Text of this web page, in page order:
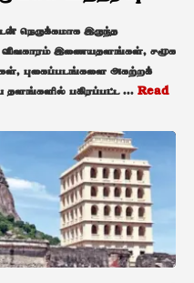
நெருக்கமாக இருந்த
இணையதளங்கள், சமூக
புகைப்படங்களை அகற்றக்
தளங்களில் பகிரப்பட்ட ... Read